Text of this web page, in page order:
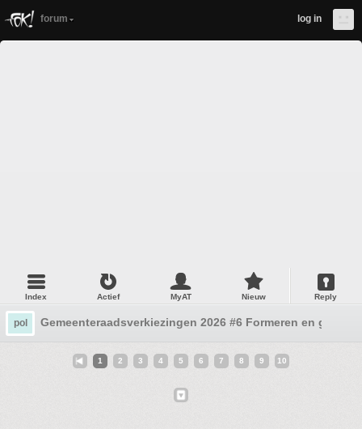
forum log in
Index Actief MyAT Nieuw Reply
pol Gemeenteraadsverkiezingen 2026 #6 Formeren en gedoe
1 2 3 4 5 6 7 8 9 10